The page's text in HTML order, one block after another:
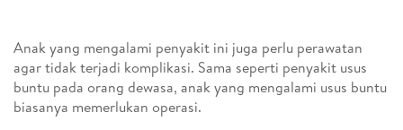
Anak yang mengalami penyakit ini juga perlu perawatan
agar tidak terjadi komplikasi. Sama seperti penyakit usus
buntu pada orang dewasa, anak yang mengalami usus buntu
biasanya memerlukan operasi.